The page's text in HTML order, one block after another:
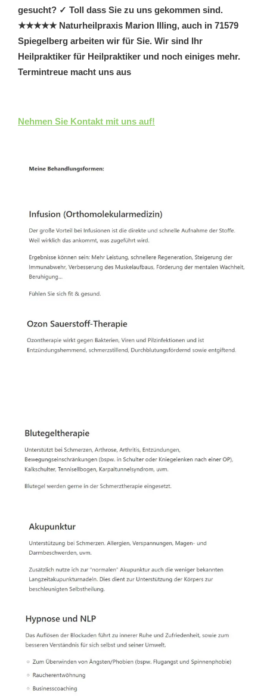
gesucht? ✓ Toll dass Sie zu uns gekommen sind.
★★★★★ Naturheilpraxis Marion Illing, auch in 71579
Spiegelberg arbeiten wir für Sie. Wir sind Ihr
Heilpraktiker für Heilpraktiker und noch einiges mehr.
Termintreue macht uns aus
Nehmen Sie Kontakt mit uns auf!